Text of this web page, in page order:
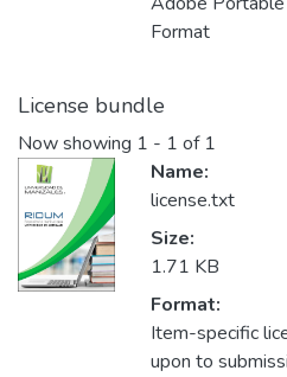
Format
License bundle
Now showing 1 - 1 of 1
Name:
license.txt
Size:
1.71 KB
Format:
Item-specific
upon to